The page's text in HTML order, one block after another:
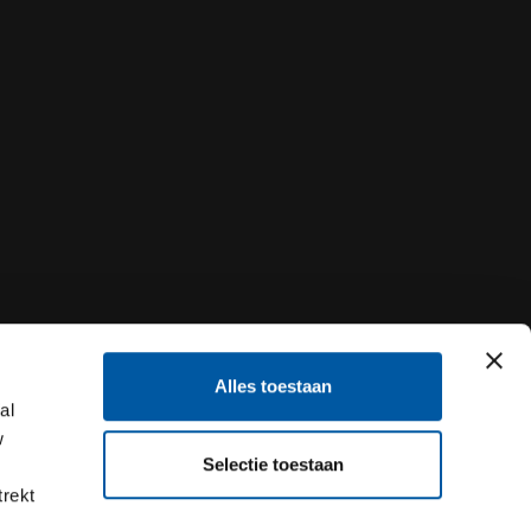
Alles toestaan
Selectie toestaan